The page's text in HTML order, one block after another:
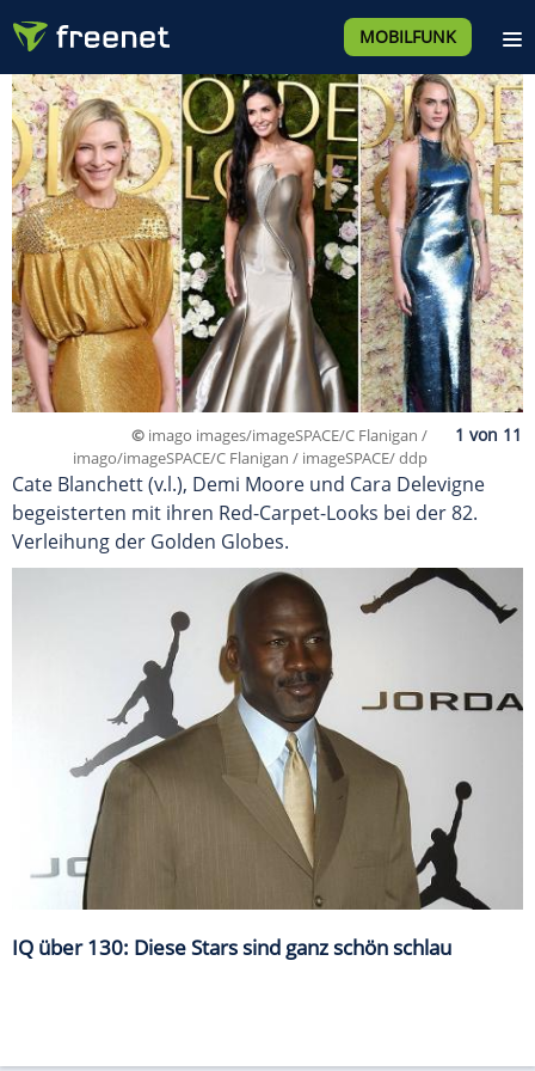
MOBILFUNK
© imago images/imageSPACE/C Flanigan /
imago/imageSPACE/C Flanigan / imageSPACE/ ddp
Cate Blanchett (v.l.), Demi Moore und Cara Delevigne
begeisterten mit ihren Red-Carpet-Looks bei der 82.
Verleihung der Golden Globes.
IQ über 130: Diese Stars sind ganz schön schlau